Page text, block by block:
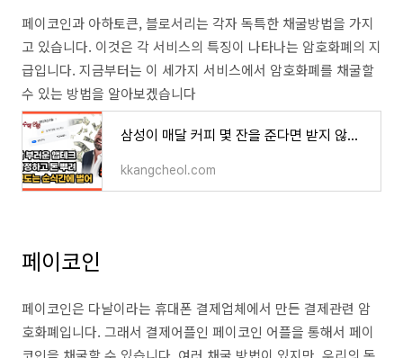
페이코인과 아하토큰, 블로서리는 각자 독특한 채굴방법을 가지
고 있습니다. 이것은 각 서비스의 특징이 나타나는 암호화폐의 지
급입니다. 지금부터는 이 세가지 서비스에서 암호화폐를 채굴할
수 있는 방법을 알아보겠습니다
삼성이 매달 커피 몇 잔을 준다면 받지 않을 이유가 있을까?
kkangcheol.com
페이코인
페이코인은 다날이라는 휴대폰 결제업체에서 만든 결제관련 암
호화폐입니다. 그래서 결제어플인 페이코인 어플을 통해서 페이